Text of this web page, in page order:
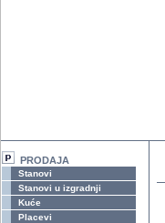
PRODAJA
Stanovi
Stanovi u izgradnji
Kuće
Placevi